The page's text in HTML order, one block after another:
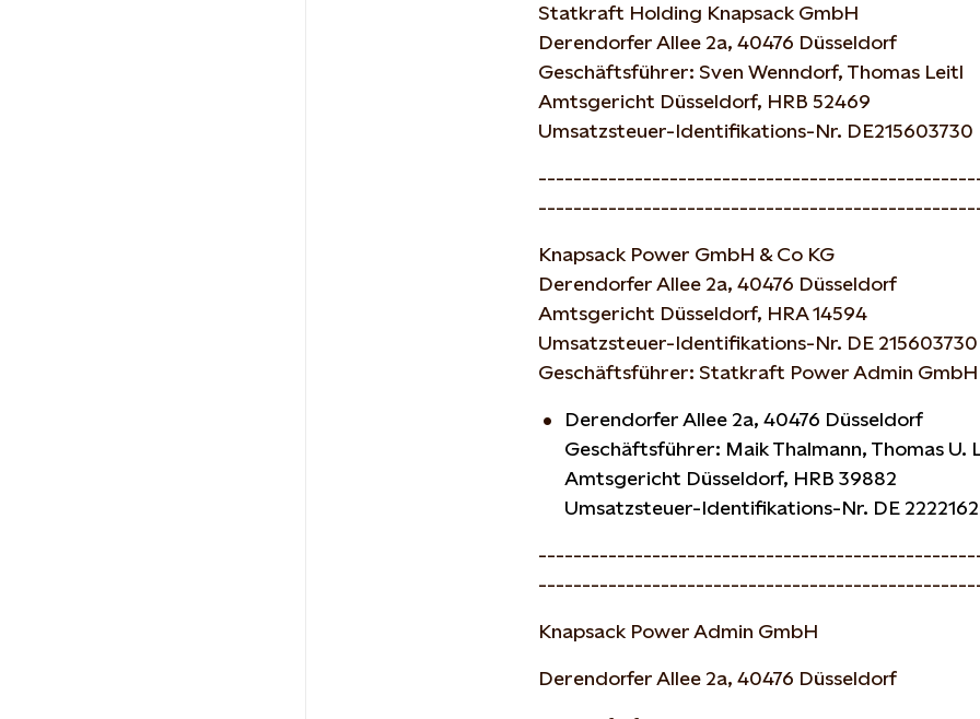
Statkraft Holding Knapsack GmbH
Derendorfer Allee 2a, 40476 Düsseldorf
Geschäftsführer: Sven Wenndorf, Thomas Leitl
Amtsgericht Düsseldorf, HRB 52469
Umsatzsteuer-Identifikations-Nr. DE215603730
Knapsack Power GmbH & Co KG
Derendorfer Allee 2a, 40476 Düsseldorf
Amtsgericht Düsseldorf, HRA 14594
Umsatzsteuer-Identifikations-Nr. DE 215603730
Geschäftsführer: Statkraft Power Admin GmbH
Derendorfer Allee 2a, 40476 Düsseldorf
Geschäftsführer: Maik Thalmann, Thomas U.
Amtsgericht Düsseldorf, HRB 39882
Umsatzsteuer-Identifikations-Nr. DE
Knapsack Power Admin GmbH
Derendorfer Allee 2a, 40476 Düsseldorf